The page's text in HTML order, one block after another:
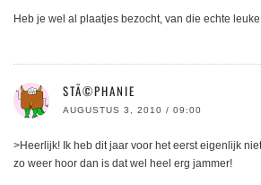
Heb je wel al plaatjes bezocht, van die echte
STÃ©PHANIE
AUGUSTUS 3, 2010 / 09:00
>Heerlijk! Ik heb dit jaar voor het eerst eigenlijk
zo weer hoor dan is dat wel heel erg jammer!